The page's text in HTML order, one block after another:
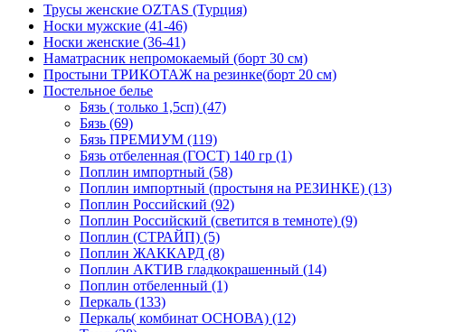
Трусы женские OZTAS (Турция)
Носки мужские (41-46)
Носки женские (36-41)
Наматрасник непромокаемый (борт 30 см)
Простыни ТРИКОТАЖ на резинке(борт 20 см)
Постельное белье
Бязь ( только 1,5сп) (47)
Бязь (69)
Бязь ПРЕМИУМ (119)
Бязь отбеленная (ГОСТ) 140 гр (1)
Поплин импортный (58)
Поплин импортный (простыня на РЕЗИНКЕ) (13)
Поплин Российский (92)
Поплин Российский (светится в темноте) (9)
Поплин (СТРАЙП) (5)
Поплин ЖАККАРД (8)
Поплин АКТИВ гладкокрашенный (14)
Поплин отбеленный (1)
Перкаль (133)
Перкаль( комбинат ОСНОВА) (12)